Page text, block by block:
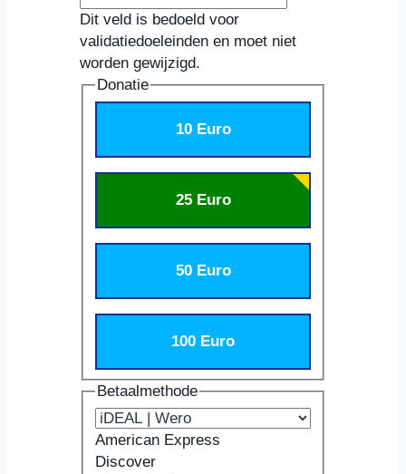
Dit veld is bedoeld voor
validatiedoeleinden en moet niet
worden gewijzigd.
Donatie
10 Euro
25 Euro
50 Euro
100 Euro
Betaalmethode
American Express
Discover